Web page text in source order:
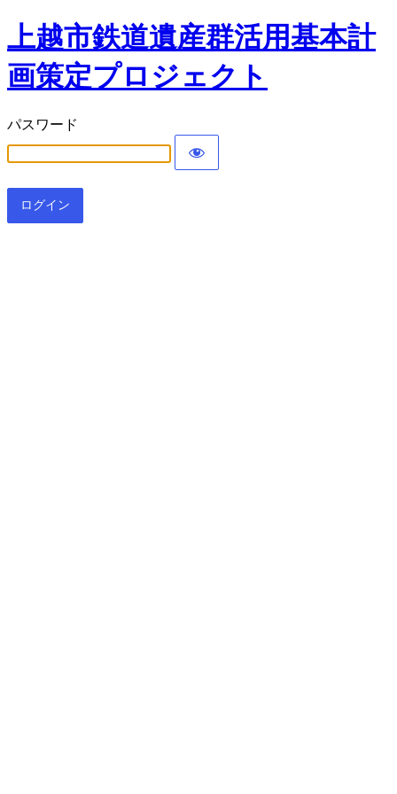
上越市鉄道遺産群活用基本計
画策定プロジェクト
パスワード